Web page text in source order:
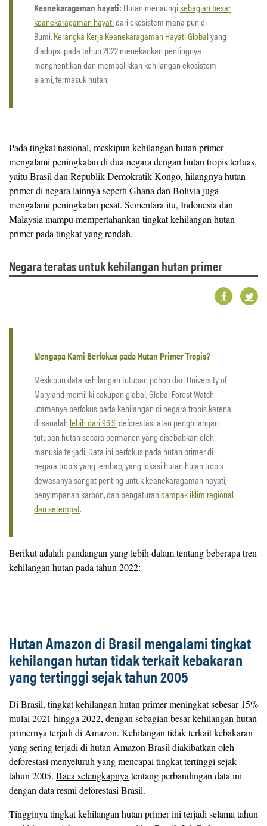
Keanekaragaman hayati: Hutan menaungisebagian besar
keanekaragaman hayatidari ekosistem mana pun di
Bumi.Kerangka Kerja Keanekaragaman Hayati Globalyang
diadopsi pada tahun 2022 menekankan pentingnya
menghentikan dan membalikkan kehilangan ekosistem
alami, termasuk hutan.
Pada tingkat nasional, meskipun kehilangan hutan primer
mengalami peningkatan di dua negara dengan hutan tropis terluas,
yaitu Brasil dan Republik Demokratik Kongo, hilangnya hutan
primer di negara lainnya seperti Ghana dan Bolivia juga
mengalami peningkatan pesat. Sementara itu, Indonesia dan
Malaysia mampu mempertahankan tingkat kehilangan hutan
primer pada tingkat yang rendah.
Negara teratas untuk kehilangan hutan primer
Mengapa Kami Berfokus pada Hutan Primer Tropis?
Meskipun data kehilangan tutupan pohon dari University of
Maryland memiliki cakupan global, Global Forest Watch
utamanya berfokus pada kehilangan di negara tropis karena
di sanalah lebih dari 96%deforestasi atau penghilangan
tutupan hutan secara permanen yang disebabkan oleh
manusia terjadi. Data ini berfokus pada hutan primer di
negara tropis yang lembap, yang lokasi hutan hujan tropis
dewasanya sangat penting untuk keanekaragaman hayati,
penyimpanan karbon, dan pengaturandampak iklim regional
dan setempat.
Berikut adalah pandangan yang lebih dalam tentang beberapa tren
kehilangan hutan pada tahun 2022:
Hutan Amazon di Brasil mengalami tingkat
kehilangan hutan tidak terkait kebakaran
yang tertinggi sejak tahun 2005
Di Brasil, tingkat kehilangan hutan primer meningkat sebesar 15%
mulai 2021 hingga 2022, dengan sebagian besar kehilangan hutan
primernya terjadi di Amazon. Kehilangan tidak terkait kebakaran
yang sering terjadi di hutan Amazon Brasil diakibatkan oleh
deforestasi menyeluruh yang mencapai tingkat tertinggi sejak
tahun 2005. Baca selengkapnya tentang perbandingan data ini
dengan data resmi deforestasi Brasil.
Tingginya tingkat kehilangan hutan primer ini terjadi selama tahun